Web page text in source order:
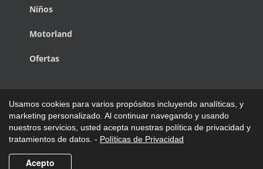
Niños
Motorland
Ofertas
Copyright © 1988 - 2027 de Climbingland Pap Power | Todos los
Derechos Reservados.
Usamos cookies para varios propósitos incluyendo analíticas, y
marketing personalizado. Al continuar navegando y usando
nuestros servicios, usted acepta nuestras política de privacidad y
tratamientos de datos. - Políticas de Privacidad
Acepto